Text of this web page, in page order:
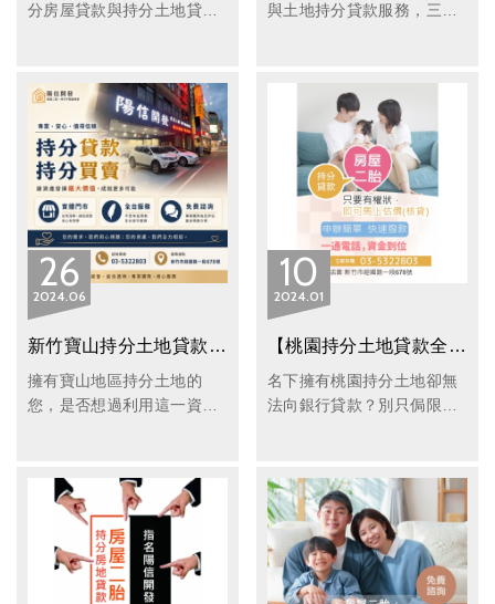
分房屋貸款與持分土地貸
快速解決資金需求。
與土地持分貸款服務，三步
2606
2024
新竹寶山持分土地貸款推薦，釋放土地價值的最佳選擇
擁有寶山地區持分土地的
您，是否想過利用這一資源
紹寶山持分土地貸款，幫助
您更好地了解其本公司持分
貸款的優勢和持分貸款的流
程。
1001
2024
【桃園持分土地貸款全指南】不只農會、土地銀行！多元申貸管道一次比較
名下擁有桃園持分土地卻無
法向銀行貸款？別只侷限農
差異、申請條件與撥款速
度，協助您快速評估、合法
變現，找到最適合的資金週
轉方案。